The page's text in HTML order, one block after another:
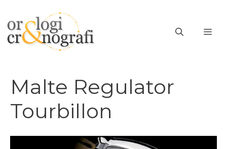
contenuto
Malte Regulator
Tourbillon